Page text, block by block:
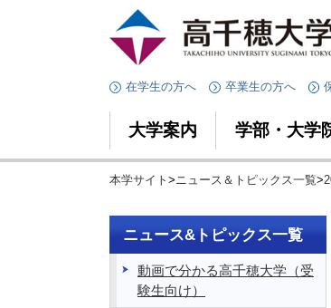
在学生の方へ 卒業生の方へ
大学案内 学部・大学
本学サイト >ニュース＆トピックス一覧>
ニュース&トピックス一覧
動画で分かる高千穂大学（受
験生向け）